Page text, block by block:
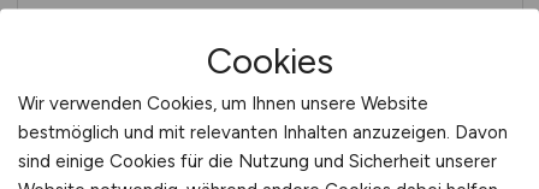
PROJEKTMANAGEMENT
Cookies
Wir verwenden Cookies, um Ihnen unsere Website
bestmöglich und mit relevanten Inhalten anzuzeigen. Davon
sind einige Cookies für die Nutzung und Sicherheit unserer